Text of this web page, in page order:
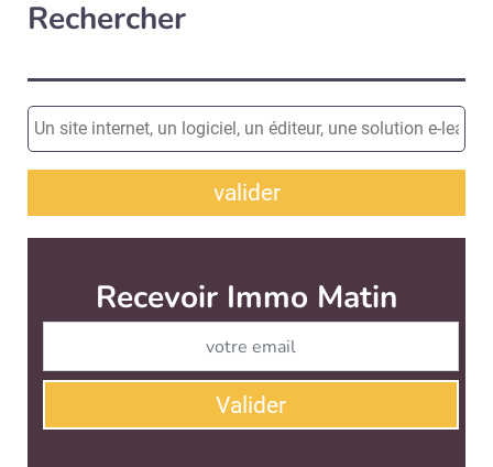
Rechercher
valider
Recevoir Immo Matin
Valider